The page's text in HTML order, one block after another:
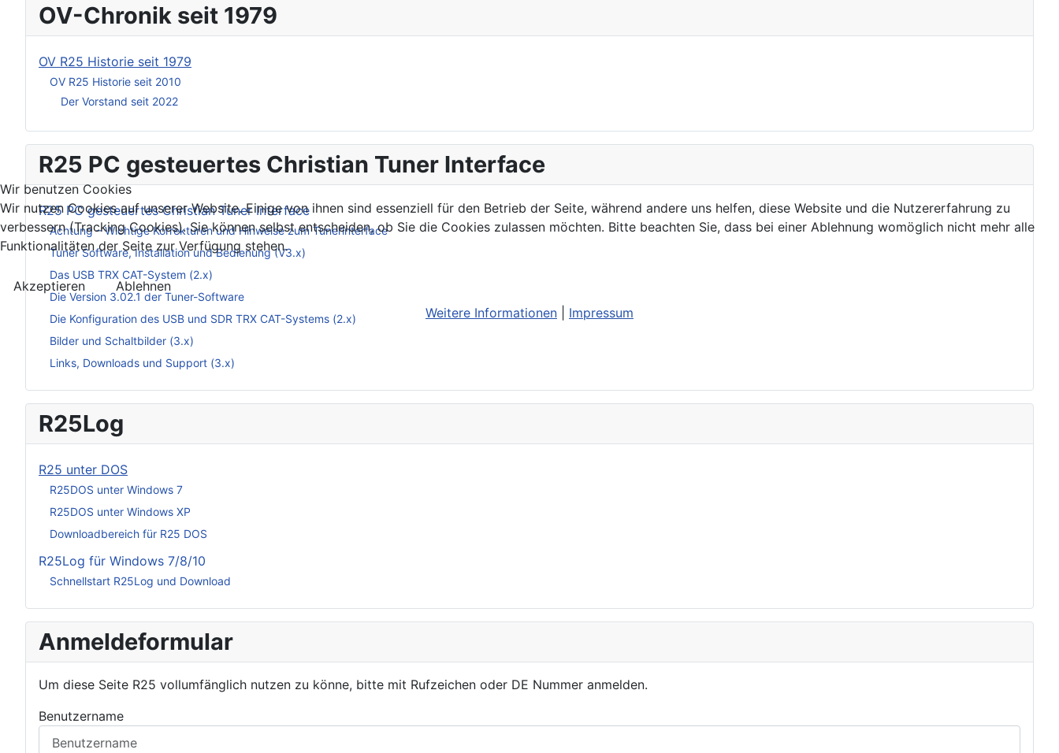
OV-Chronik seit 1979
OV R25 Historie seit 1979
OV R25 Historie seit 2010
Der Vorstand seit 2022
R25 PC gesteuertes Christian Tuner Interface
R25 PC gesteuertes Christian Tuner Interface
Achtung – Wichtige Korrekturen und Hinweise zum Tunerinterface
Tuner Software, Installation und Bedienung (V3.x)
Das USB TRX CAT-System (2.x)
Die Version 3.02.1 der Tuner-Software
Die Konfiguration des USB und SDR TRX CAT-Systems (2.x)
Bilder und Schaltbilder (3.x)
Links, Downloads und Support (3.x)
R25Log
R25 unter DOS
R25DOS unter Windows 7
R25DOS unter Windows XP
Downloadbereich für R25 DOS
R25Log für Windows 7/8/10
Schnellstart R25Log und Download
Anmeldeformular
Um diese Seite R25 vollumfänglich nutzen zu könne, bitte mit Rufzeichen oder DE Nummer anmelden.
Benutzername
Wir benutzen Cookies
Wir nutzen Cookies auf unserer Website. Einige von ihnen sind essenziell für den Betrieb der Seite, während andere uns helfen, diese Website und die Nutzererfahrung zu
verbessern (Tracking Cookies). Sie können selbst entscheiden, ob Sie die Cookies zulassen möchten. Bitte beachten Sie, dass bei einer Ablehnung womöglich nicht mehr alle
Funktionalitäten der Seite zur Verfügung stehen.
Akzeptieren
Ablehnen
Weitere Informationen
Impressum